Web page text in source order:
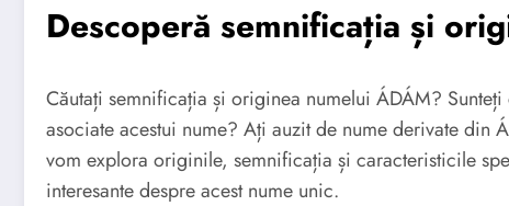
Descoperă semnificația și
Căutați semnificația și originea numelui ÁDÁM?
asociate acestui nume? Ați auzit de nume derivate din
vom explora originile, semnificația și caracteristicile
interesante despre acest nume unic.